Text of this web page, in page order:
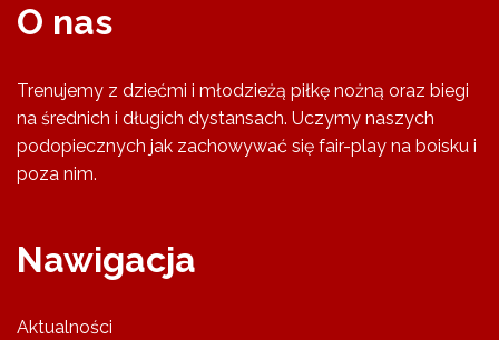
O nas
Trenujemy z dziećmi i młodzieżą piłkę nożną oraz biegi
na średnich i długich dystansach. Uczymy naszych
podopiecznych jak zachowywać się fair-play na boisku i
poza nim.
Nawigacja
Aktualności